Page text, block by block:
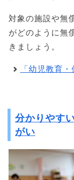
対象の施設や無
がどのように無
きましょう。
「幼児教育
分かりやす
がい